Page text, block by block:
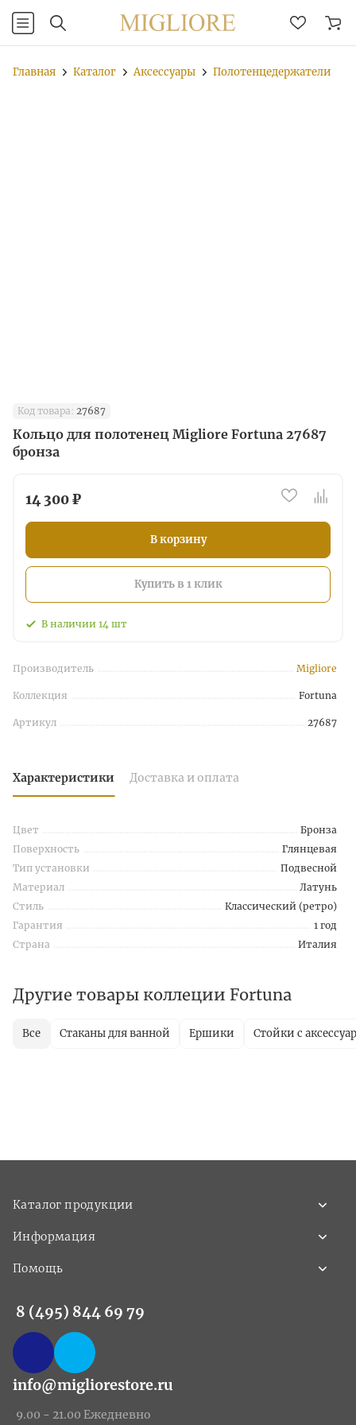
Главная Каталог Аксессуары Полотенцедержатели
Код товара: 27687
Кольцо для полотенец Migliore Fortuna 27687
бронза
14 300 ₽
В корзину
Купить в 1 клик
В наличии 14 шт
Производитель Migliore
Коллекция Fortuna
Артикул 27687
Характеристики Доставка и оплата
Цвет
Бронза
Поверхность
Глянцевая
Тип установки
Подвесной
Материал
Латунь
Стиль
Классический (ретро)
Гарантия
1 год
Страна
Италия
Другие товары коллеции Fortuna
Все Стаканы для ванной Ершики Стойки с
Каталог продукции
Информация
Помощь
8 (495) 844 69 79
info@migliorestore.ru
9.00 - 21.00 Ежедневно